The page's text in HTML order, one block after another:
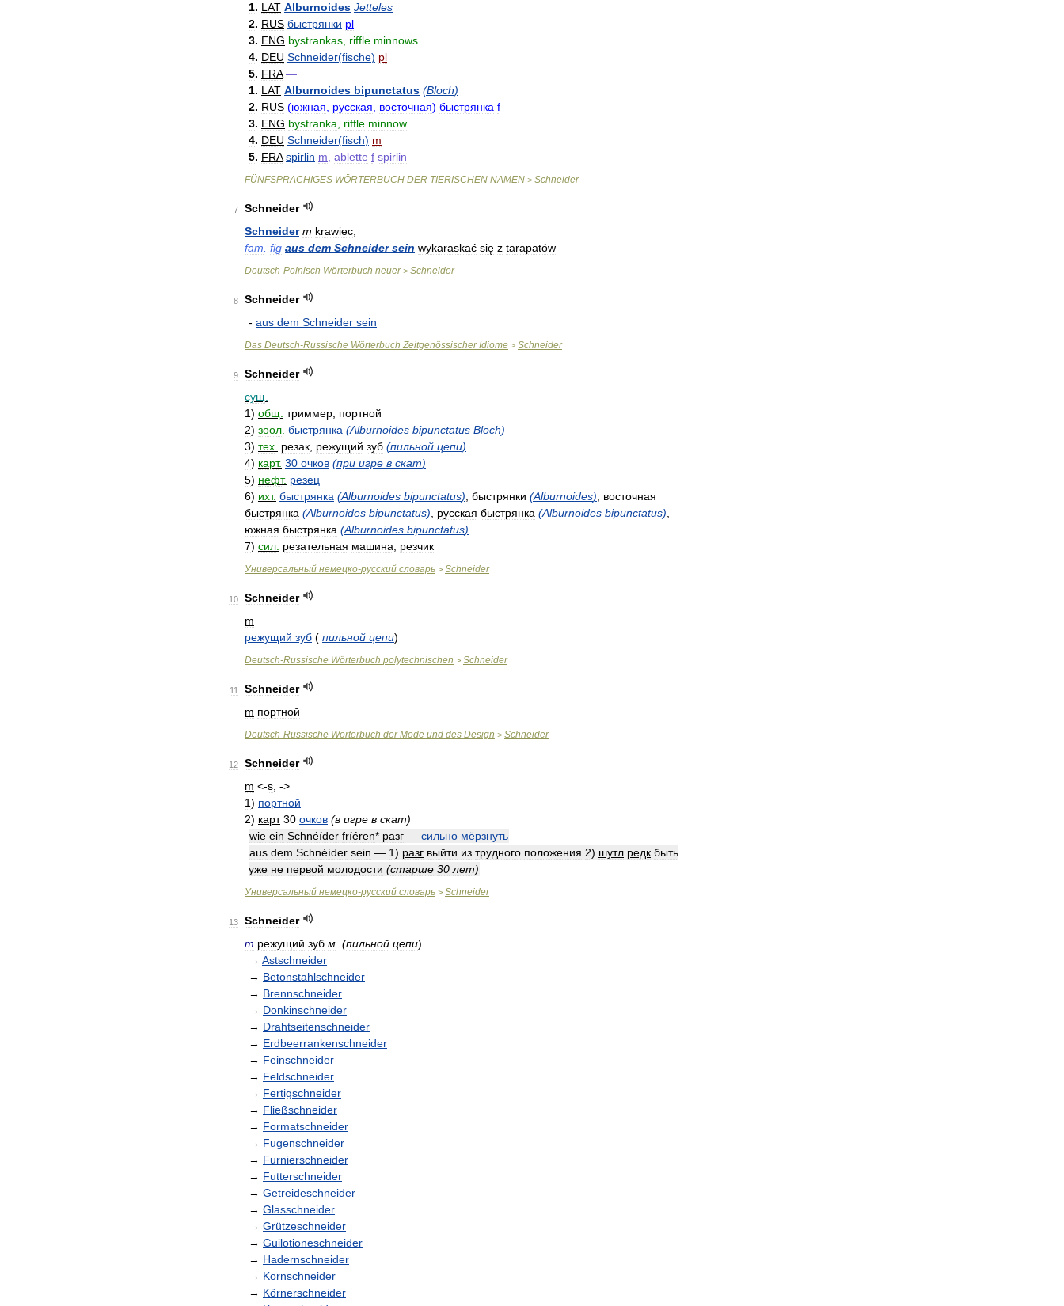
1. LAT Alburnoides Jetteles
2. RUS быстрянки pl
3. ENG bystrankas riffle minnows
4. DEU Schneider(fische) pl
5. FRA —
1. LAT Alburnoides bipunctatus (Bloch)
2. RUS (южная русская восточная) быстрянка f
3. ENG bystranka riffle minnow
4. DEU Schneider(fisch) m
5. FRA spirlin m ablette f spirlin
FÜNFSPRACHIGES WÖRTERBUCH DER TIERISCHEN NAMEN > Schneider
7
Schneider
Schneider m krawiec;
fam fig aus dem Schneider sein wykaraskać się z tarapatów
Deutsch-Polnisch Wörterbuch neuer> Schneider
8
Schneider
- aus dem Schneider sein
Das Deutsch-Russische Wörterbuch Zeitgenössischer Idiome > Schneider
9
Schneider
сущ
1) общ триммер портной
2) зоол быстрянка (Alburnoides bipunctatus Bloch)
3) тех резак режущий зуб (пильной цепи)
4) карт. 30 очков (при игре в скат)
5) нефт. резец
6) ихт. быстрянка (Alburnoides bipunctatus) быстрянки (Alburnoides)
восточная
быстрянка (Alburnoides bipunctatus) русская быстрянка (Alburnoides bipunctatus)
южная быстрянка (Alburnoides bipunctatus)
7) сил резательная машина резчик
Универсальный немецко-русский словарь > Schneider
10
Schneider
m
режущий зуб ( пильной цепи)
Deutsch-Russische Wörterbuch polytechnischen > Schneider
11
Schneider
m портной
Deutsch-Russische Wörterbuch der Mode und des Design > Schneider
12
Schneider
m <-s , ->
1) портной
2) карт 30 очков (в игре в скат)
wie ein Schnéíder fríéren* разг — сильно мёрзнуть
aus dem Schnéíder sein — 1) разг выйти из трудного положения 2) шутл редк быть
уже не первой молодости (старше 30 лет)
Универсальный немецко-русский словарь > Schneider
13
Schneider
m режущий зуб м . (пильной цепи)
→ Astschneider
→ Betonstahlschneider
→ Brennschneider
→ Donkinschneider
→ Drahtseitenschneider
→ Erdbeerrankenschneider
→ Feinschneider
→ Feldschneider
→ Fertigschneider
→ Fließschneider
→ Formatschneider
→ Fugenschneider
→ Furnierschneider
→ Futterschneider
→ Getreideschneider
→ Glasschneider
→ Grützeschneider
→ Guilotioneschneider
→ Hadernschneider
→ Kornschneider
→ Körnerschneider